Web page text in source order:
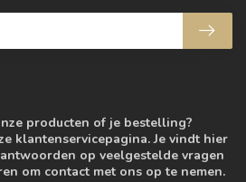
producten of je bestelling?
klantenservicepagina. Je vindt hier
op veelgestelde vragen
om contact met ons op te nemen.